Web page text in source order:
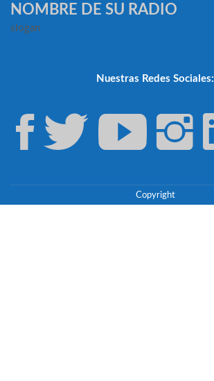
NOMBRE DE SU RADIO
slogan
Nuestras Redes Sociales:
Copyright